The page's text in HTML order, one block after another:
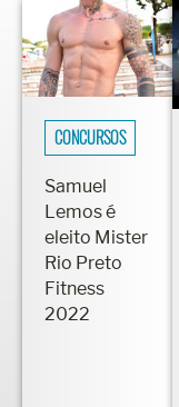
CONCURSOS
Samuel
Lemos é
eleito Mister
Rio Preto
Fitness
2022